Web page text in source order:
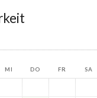
MI DO FR SA